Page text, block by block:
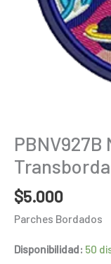
$5.000
Parches Bordados
Disponibilidad: 50